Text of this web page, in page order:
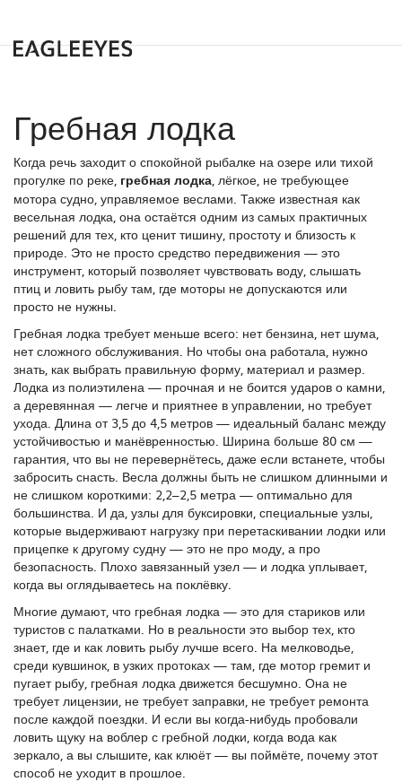
Гребная лодка
Когда речь заходит о спокойной рыбалке на озере или тихой
прогулке по реке, гребная лодка, лёгкое, не требующее
мотора судно, управляемое веслами. Также известная как
весельная лодка, она остаётся одним из самых практичных
решений для тех, кто ценит тишину, простоту и близость к
природе. Это не просто средство передвижения — это
инструмент, который позволяет чувствовать воду, слышать
птиц и ловить рыбу там, где моторы не допускаются или
просто не нужны.
Гребная лодка требует меньше всего: нет бензина, нет шума,
нет сложного обслуживания. Но чтобы она работала, нужно
знать, как выбрать правильную форму, материал и размер.
Лодка из полиэтилена — прочная и не боится ударов о камни,
а деревянная — легче и приятнее в управлении, но требует
ухода. Длина от 3,5 до 4,5 метров — идеальный баланс между
устойчивостью и манёвренностью. Ширина больше 80 см —
гарантия, что вы не перевернётесь, даже если встанете, чтобы
забросить снасть. Весла должны быть не слишком длинными и
не слишком короткими: 2,2–2,5 метра — оптимально для
большинства. И да, узлы для буксировки, специальные узлы,
которые выдерживают нагрузку при перетаскивании лодки или
прицепке к другому судну — это не про моду, а про
безопасность. Плохо завязанный узел — и лодка уплывает,
когда вы оглядываетесь на поклёвку.
Многие думают, что гребная лодка — это для стариков или
туристов с палатками. Но в реальности это выбор тех, кто
знает, где и как ловить рыбу лучше всего. На мелководье,
среди кувшинок, в узких протоках — там, где мотор гремит и
пугает рыбу, гребная лодка движется бесшумно. Она не
требует лицензии, не требует заправки, не требует ремонта
после каждой поездки. И если вы когда-нибудь пробовали
ловить щуку на воблер с гребной лодки, когда вода как
зеркало, а вы слышите, как клюёт — вы поймёте, почему этот
способ не уходит в прошлое.